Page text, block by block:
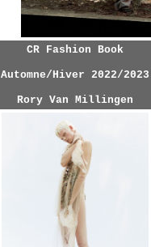
CR Fashion Book
Automne/Hiver 2022/2023
Rory Van Millingen